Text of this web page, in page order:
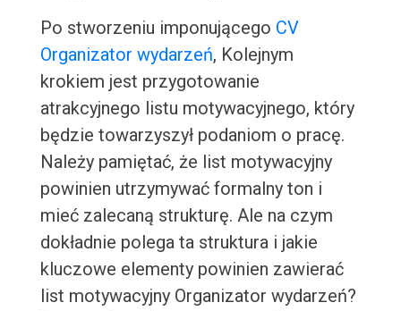
Po stworzeniu imponującego CV
Organizator wydarzeń, Kolejnym
krokiem jest przygotowanie
atrakcyjnego listu motywacyjnego, który
będzie towarzyszył podaniom o pracę.
Należy pamiętać, że list motywacyjny
powinien utrzymywać formalny ton i
mieć zalecaną strukturę. Ale na czym
dokładnie polega ta struktura i jakie
kluczowe elementy powinien zawierać
list motywacyjny Organizator wydarzeń?